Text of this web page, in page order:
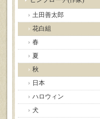
土田善太郎
花白組
春
夏
秋
日本
ハロウィン
犬